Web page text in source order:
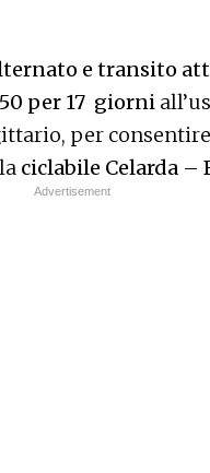
e transito
per 17 giorni
per
ciclabile Celarda –